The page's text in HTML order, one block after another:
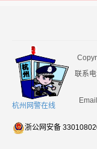
杭州网警在线
联系
浙公网安备